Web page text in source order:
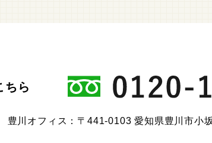
ちら
豊川オフィス：〒441-0103 愛知県豊川市小